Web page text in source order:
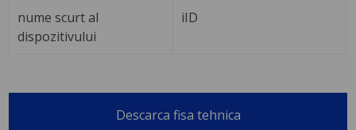
nume scurt al
dispozitivului
iID
Descarca fisa tehnica